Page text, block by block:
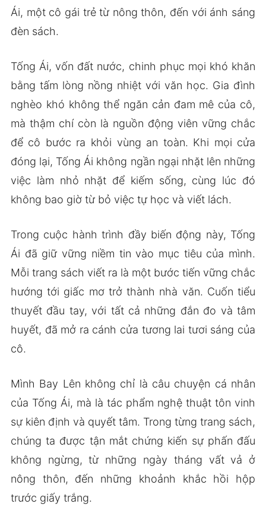
Ái, một cô gái trẻ từ nông thôn, đến với ánh sáng
đèn sách.
Tống Ái, vốn đất nước, chinh phục mọi khó khăn
bằng tấm lòng nồng nhiệt với văn học. Gia đình
nghèo khó không thể ngăn cản đam mê của cô,
mà thậm chí còn là nguồn động viên vững chắc
để cô bước ra khỏi vùng an toàn. Khi mọi cửa
đóng lại, Tống Ái không ngần ngại nhặt lên những
việc làm nhỏ nhặt để kiếm sống, cùng lúc đó
không bao giờ từ bỏ việc tự học và viết lách.
Trong cuộc hành trình đầy biến động này, Tống
Ái đã giữ vững niềm tin vào mục tiêu của mình.
Mỗi trang sách viết ra là một bước tiến vững chắc
hướng tới giấc mơ trở thành nhà văn. Cuốn tiểu
thuyết đầu tay, với tất cả những đắn đo và tâm
huyết, đã mở ra cánh cửa tương lai tươi sáng của
cô.
Mình Bay Lên không chỉ là câu chuyện cá nhân
của Tống Ái, mà là tác phẩm nghệ thuật tôn vinh
sự kiên định và quyết tâm. Trong từng trang sách,
chúng ta được tận mắt chứng kiến sự phấn đấu
không ngừng, từ những ngày tháng vất vả ở
nông thôn, đến những khoảnh khắc hồi hộp
trước giấy trắng.